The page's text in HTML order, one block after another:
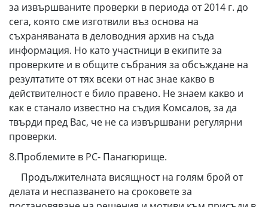
за извършваните проверки в периода от 2014 г. до
сега, която сме изготвили въз основа на
съхраняваната в деловодния архив на съда
информация. Но като участници в екипите за
проверките и в общите събрания за обсъждане на
резултатите от тях всеки от нас знае какво в
действителност е било правено. Не знаем какво и
как е станало известно на съдия Комсалов, за да
твърди пред Вас, че не са извършвани регулярни
проверки.
8.Проблемите в РС- Панагюрище.
Продължителната висящност на голям брой от
делата и неспазването на сроковете за